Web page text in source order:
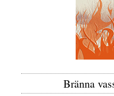
Bränna